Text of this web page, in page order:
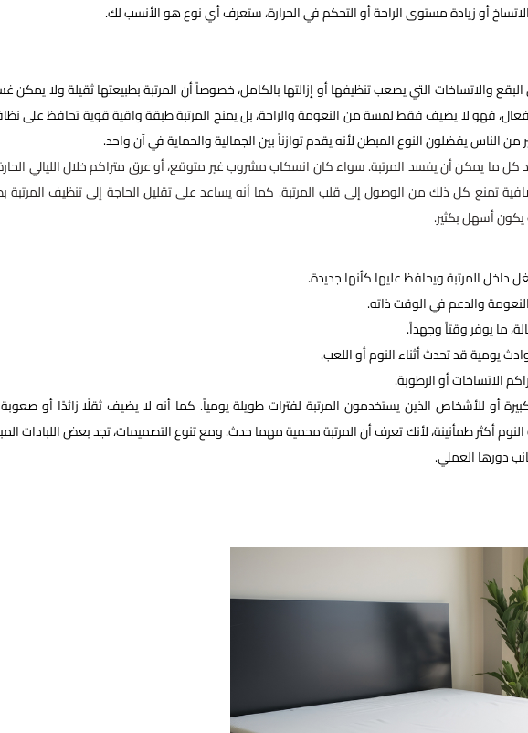
أو زيادة مستوى الراحة أو التحكم في الحرارة، ستعرف أي نوع هو الأنسب لك.
والاتساخات التي يصعب تنظيفها أو إزالتها بالكامل، خصوصاً أن المرتبة بطبيعتها ثقيلة ولا يمكن
فهو لا يضيف فقط لمسة من النعومة والراحة، بل يمنح المرتبة طبقة واقية قوية تحافظ على
من الناس يفضلون النوع المبطن لأنه يقدم توازناً بين الجمالية والحماية في آن واحد.
كل ما يمكن أن يفسد المرتبة. سواء كان انسكاب مشروب غير متوقع، أو عرق متراكم خلال الليالي
تمنع كل ذلك من الوصول إلى قلب المرتبة. كما أنه يساعد على تقليل الحاجة إلى تنظيف المرتبة
أسهل بكثير.
داخل المرتبة ويحافظ عليها كأنها جديدة.
والدعم في الوقت ذاته.
ما يوفر وقتاً وجهداً.
يومية قد تحدث أثناء النوم أو اللعب.
الاتساخات أو الرطوبة.
أو للأشخاص الذين يستخدمون المرتبة لفترات طويلة يومياً. كما أنه لا يضيف ثقلًا زائدًا أو
أكثر طمأنينة، لأنك تعرف أن المرتبة محمية مهما حدث. ومع تنوع التصميمات، تجد بعض اللبادات
دورها العملي.